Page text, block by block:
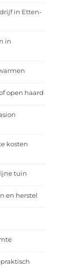
in Etten-
in
open haard
kosten
tuin
en herstel